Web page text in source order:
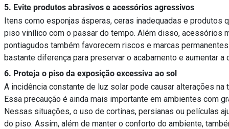
5. Evite produtos abrasivos e acessórios agressivos
Itens como esponjas ásperas, ceras inadequadas e
piso vinílico com o passar do tempo. Além disso, acessórios
pontiagudos também favorecem riscos e marcas
bastante diferença para preservar o acabamento e aumentar
6. Proteja o piso da exposição excessiva ao sol
A incidência constante de luz solar pode causar alterações
Essa precaução é ainda mais importante em ambientes com
Nessas situações, o uso de cortinas, persianas ou películas
do piso. Assim, além de manter o conforto do ambiente,